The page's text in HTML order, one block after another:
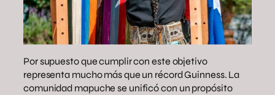
Por supuesto que cumplir con este objetivo
representa mucho más que un récord Guinness. La
comunidad mapuche se unificó con un propósito